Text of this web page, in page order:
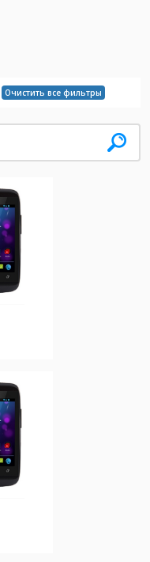
Очистить все фильтры